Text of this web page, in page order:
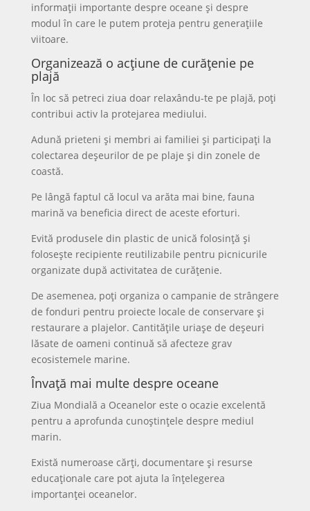
informații importante despre oceane și despre
modul în care le putem proteja pentru generațiile
viitoare.
Organizează o acțiune de curățenie pe
plajă
În loc să petreci ziua doar relaxându-te pe plajă, poți
contribui activ la protejarea mediului.
Adună prieteni și membri ai familiei și participați la
colectarea deșeurilor de pe plaje și din zonele de
coastă.
Pe lângă faptul că locul va arăta mai bine, fauna
marină va beneficia direct de aceste eforturi.
Evită produsele din plastic de unică folosință și
folosește recipiente reutilizabile pentru picnicurile
organizate după activitatea de curățenie.
De asemenea, poți organiza o campanie de strângere
de fonduri pentru proiecte locale de conservare și
restaurare a plajelor. Cantitățile uriașe de deșeuri
lăsate de oameni continuă să afecteze grav
ecosistemele marine.
Învață mai multe despre oceane
Ziua Mondială a Oceanelor este o ocazie excelentă
pentru a aprofunda cunoștințele despre mediul
marin.
Există numeroase cărți, documentare și resurse
educaționale care pot ajuta la înțelegerea
importanței oceanelor.